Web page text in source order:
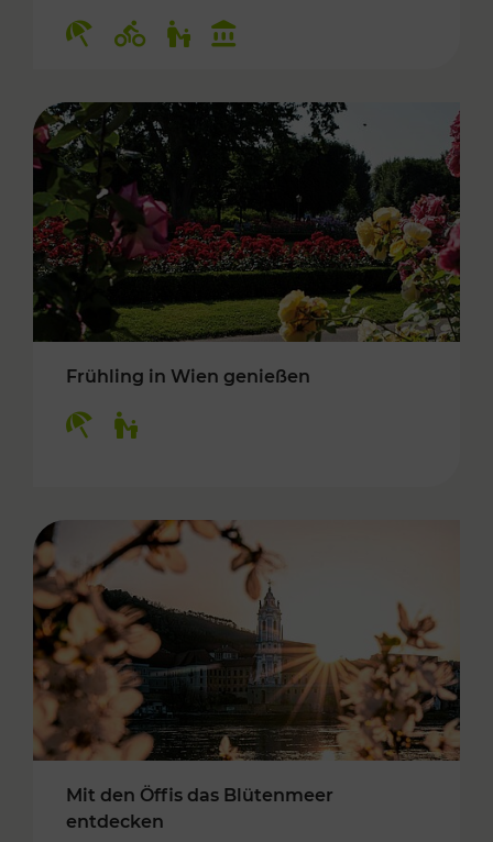
Frühling in Wien genießen
Mit den Öffis das Blütenmeer
entdecken